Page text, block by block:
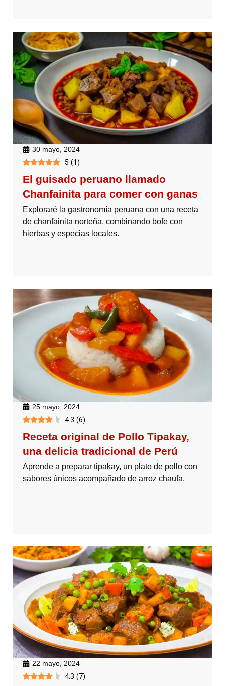
30 mayo, 2024
5 (1)
El guisado peruano llamado
Chanfainita para comer con ganas
Exploraré la gastronomía peruana con una receta
de chanfainita norteña, combinando bofe con
hierbas y especias locales.
25 mayo, 2024
4.3 (6)
Receta original de Pollo Tipakay,
una delicia tradicional de Perú
Aprende a preparar tipakay, un plato de pollo con
sabores únicos acompañado de arroz chaufa.
22 mayo, 2024
4.3 (7)